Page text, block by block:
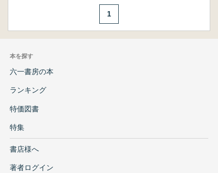
1
本を探す
六一書房の本
ランキング
特価図書
特集
書店様へ
著者ログイン